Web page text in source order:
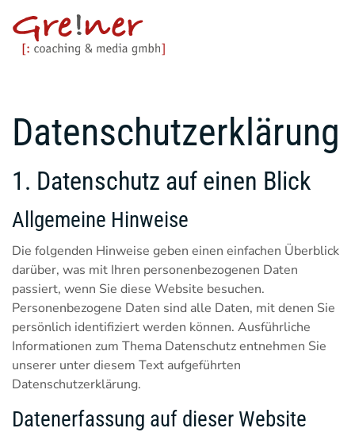
Datenschutz­erklärung
1. Datenschutz auf einen Blick
Allgemeine Hinweise
Die folgenden Hinweise geben einen einfachen Überblick
darüber, was mit Ihren personenbezogenen Daten
passiert, wenn Sie diese Website besuchen.
Personenbezogene Daten sind alle Daten, mit denen Sie
persönlich identifiziert werden können. Ausführliche
Informationen zum Thema Datenschutz entnehmen Sie
unserer unter diesem Text aufgeführten
Datenschutzerklärung.
Datenerfassung auf dieser Website